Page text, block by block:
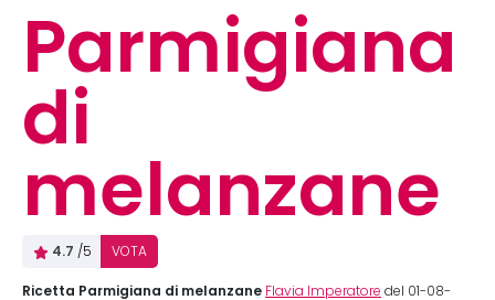
Parmigiana
di
melanzane
4.7 /5 VOTA
Ricetta Parmigiana di melanzane Flavia Imperatore del 01-08-